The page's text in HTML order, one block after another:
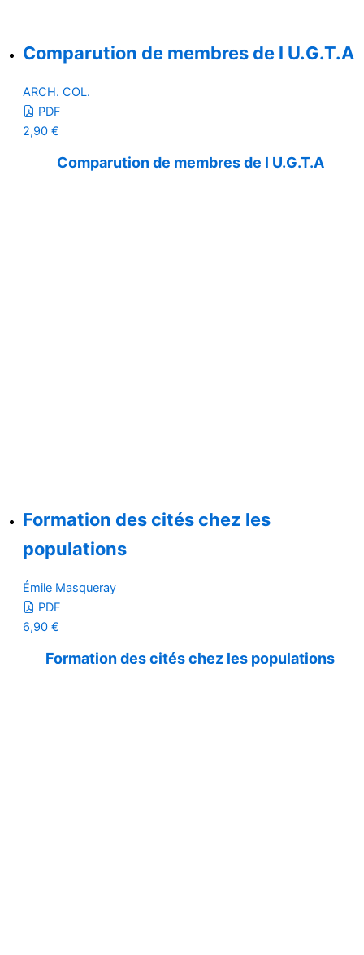
Comparution de membres de l U.G.T.A
ARCH. COL.
PDF
2,90 €
Comparution de membres de l U.G.T.A
Formation des cités chez les
populations
Émile Masqueray
PDF
6,90 €
Formation des cités chez les populations